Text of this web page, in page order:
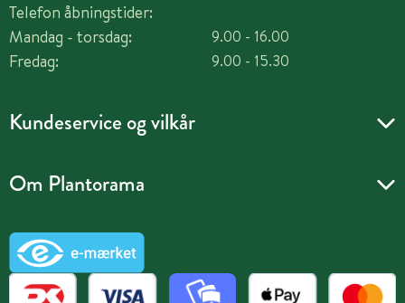
Telefon åbningstider:
Mandag - torsdag:
Fredag:
9.00 - 16.00
9.00 - 15.30
Kundeservice og vilkår
Om Plantorama